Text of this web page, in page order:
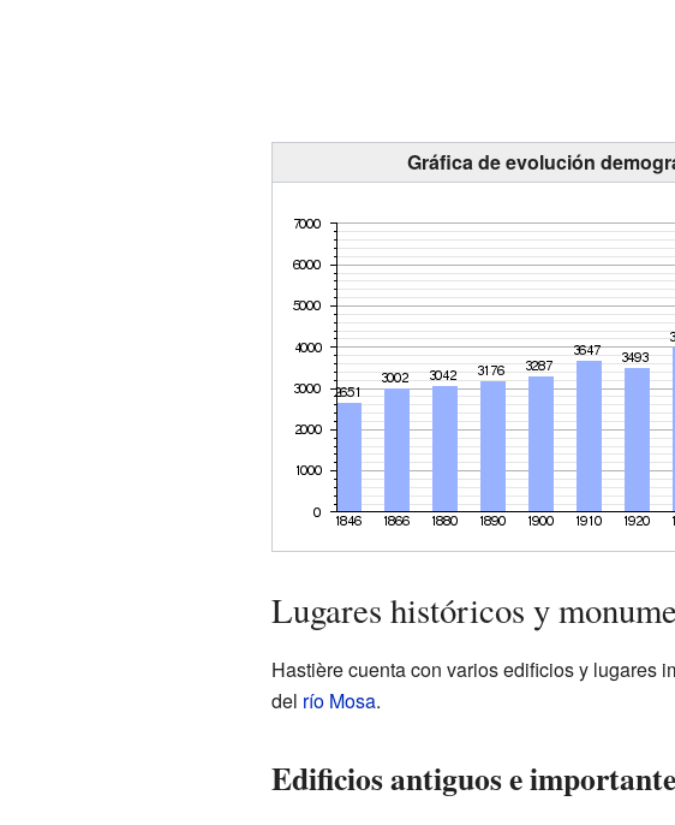
Gráfica de evolución
Lugares históricos y
Hastière cuenta con varios edificios y lugares
del río Mosa.
Edificios antiguos e